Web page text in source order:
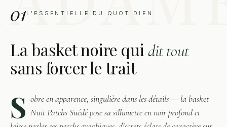
01L'ESSENTIELLE DU QUOTIDIEN
La basket noire quidit tout
sans forcer le trait
S obre en apparence, singulière dans les détails — la basket
Nuit Patchs Suédé pose sa silhouette en noir profond et